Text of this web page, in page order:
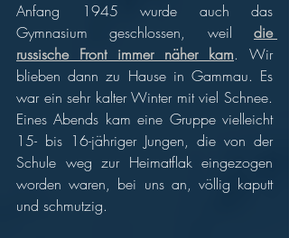
Anfang 1945 wurde auch das
Gymnasium geschlossen, weil die
russische Front immer näher kam. Wir
blieben dann zu Hause in Gammau. Es
war ein sehr kalter Winter mit viel Schnee.
Eines Abends kam eine Gruppe vielleicht
15- bis 16-jähriger Jungen, die von der
Schule weg zur Heimatflak eingezogen
worden waren, bei uns an, völlig kaputt
und schmutzig.